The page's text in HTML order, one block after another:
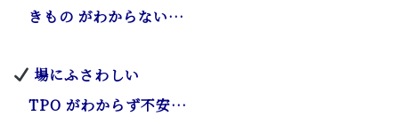
きもの がわからない…
場にふさわしい
TPO がわからず不安…